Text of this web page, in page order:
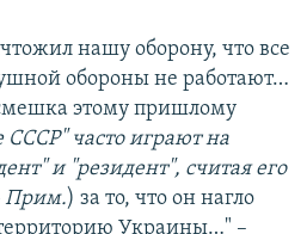
нашу оборону, что все
обороны не работают…
этому пришлому
СССР" часто играют на
и "резидент", считая его
Прим.) за то, что он нагло
Украины…" –